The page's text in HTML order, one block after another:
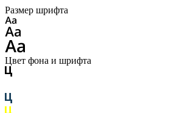
Размер шрифта
Цвет фона и шрифта